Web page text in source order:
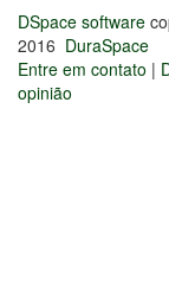
DSpace software
2016 DuraSpace
Entre em contato |
opinião